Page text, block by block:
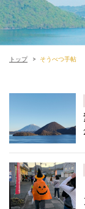
トップ そうべつ手帖